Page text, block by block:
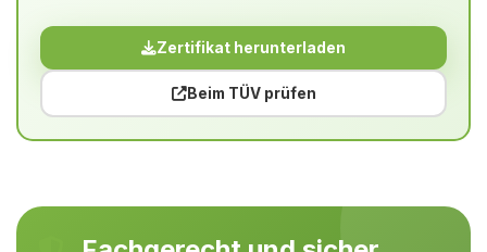
Zertifikat herunterladen
Beim TÜV prüfen